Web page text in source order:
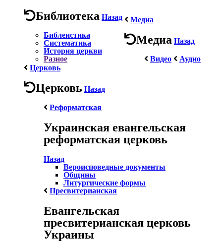
Библиотека Назад
Библеистика
Систематика
История церкви
Разное
Медиа
Медиа Назад
Видео
Аудио
Церковь
Церковь Назад
Реформатская
Украинская евангельская
реформатская церковь
Назад
Вероисповедные документы
Общины
Литургические формы
Пресвитерианская
Евангельская
пресвитерианская церковь
Украины